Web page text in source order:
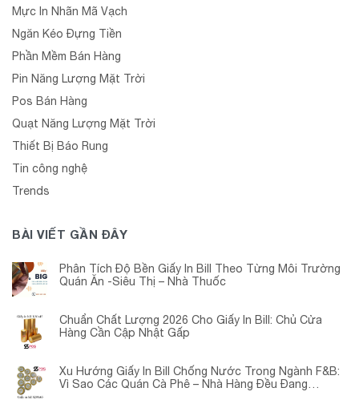
Mực In Nhãn Mã Vạch
Ngăn Kéo Đựng Tiền
Phần Mềm Bán Hàng
Pin Năng Lượng Mặt Trời
Pos Bán Hàng
Quạt Năng Lượng Mặt Trời
Thiết Bị Báo Rung
Tin công nghệ
Trends
BÀI VIẾT GẦN ĐÂY
Phân Tích Độ Bền Giấy In Bill Theo Từng Môi Trường
Quán Ăn -Siêu Thị – Nhà Thuốc
Chuẩn Chất Lượng 2026 Cho Giấy In Bill: Chủ Cửa
Hàng Cần Cập Nhật Gấp
Xu Hướng Giấy In Bill Chống Nước Trong Ngành F&B:
Vì Sao Các Quán Cà Phê – Nhà Hàng Đều Đang